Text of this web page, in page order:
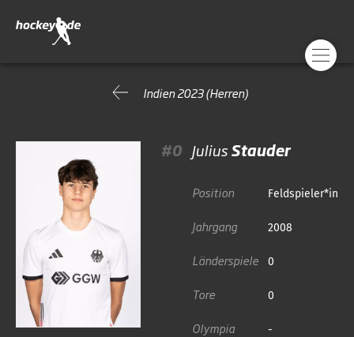
Indien 2023 (Herren)
#0 JuliusStauder
Position Feldspieler*in
Jahrgang 2008
Länderspiele 0
Tore 0
Olympia -